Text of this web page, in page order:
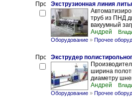
Экструзионная линия
труб из ПНД
вакуумный
Андрей
Оборудование » Прочее
Экструдер
ширина
диаметру
Андрей
Оборудование » Прочее